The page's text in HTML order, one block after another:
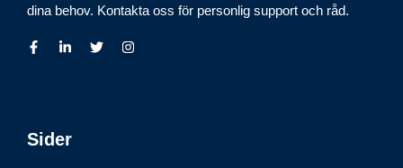
dina behov. Kontakta oss för personlig support och råd.
Sider